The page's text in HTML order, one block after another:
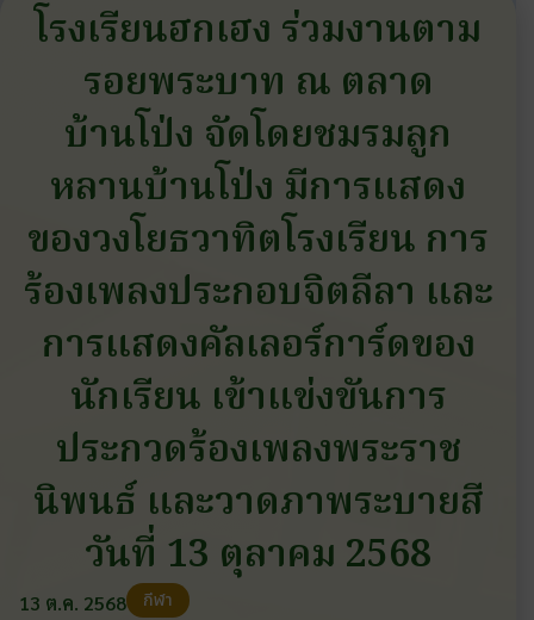
โรงเรียนฮกเฮง ร่วมงานตาม
รอยพระบาท ณ ตลาด
บ้านโป่ง จัดโดยชมรมลูก
หลานบ้านโป่ง มีการแสดง
ของวงโยธวาทิตโรงเรียน การ
ร้องเพลงประกอบจิตลีลา และ
การแสดงคัลเลอร์การ์ดของ
นักเรียน เข้าแข่งขันการ
ประกวดร้องเพลงพระราช
นิพนธ์ และวาดภาพระบายสี
วันที่ 13 ตุลาคม 2568
13 ต.ค. 2568 กีฬา